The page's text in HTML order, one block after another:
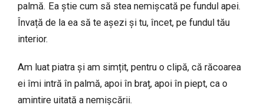
palmă. Ea știe cum să stea nemișcată pe fundul apei.
Învață de la ea să te așezi și tu, încet, pe fundul tău
interior.
Am luat piatra și am simțit, pentru o clipă, că răcoarea
ei îmi intră în palmă, apoi în braț, apoi în piept, ca o
amintire uitată a nemișcării.